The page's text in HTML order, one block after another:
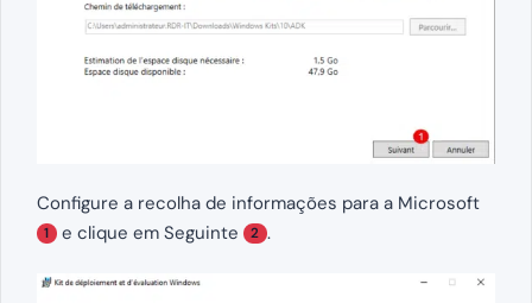
Configure a recolha de informações para a Microsoft
1 e clique em Seguinte 2 .